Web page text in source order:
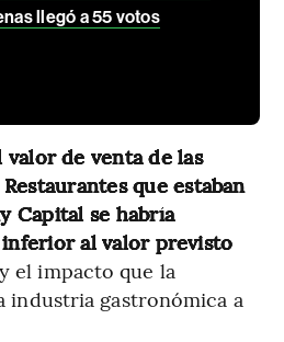
llegó a 55 votos
valor de venta de las
que estaban
Capital se habría
al valor previsto
y el impacto que la
industria gastronómica a